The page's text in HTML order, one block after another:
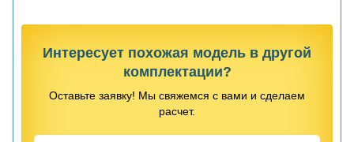
Интересует похожая модель в другой
комплектации?
Оставьте заявку! Мы свяжемся с вами и сделаем
расчет.